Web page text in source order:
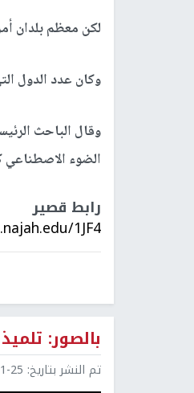
لكن معظم بلدان
وكان عدد الدول
وقال الباحث
الضوء الاصطناعي
رابط قصير
1JF4/
بالصور:
تم النشر بتاريخ: 21:14